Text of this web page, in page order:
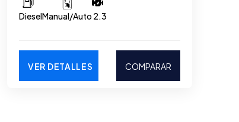
DieselManual/Auto 2.3
VER DETALLES COMPARAR